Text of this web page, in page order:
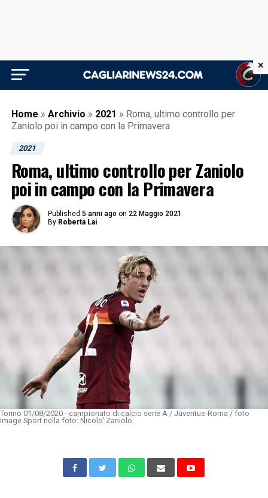
Home » Archivio » 2021 » Roma, ultimo controllo per
Zaniolo poi in campo con la Primavera
2021
Roma, ultimo controllo per Zaniolo
poi in campo con la Primavera
Published 5 anni ago on 22 Maggio 2021
By Roberta Lai
Torino 01/08/2020 - campionato di calcio serie A / Juventus-Roma / foto
Image Sport nella foto: Nicolo' Zaniolo
×